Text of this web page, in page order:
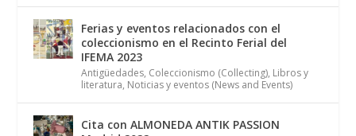
Ferias y eventos relacionados con el
coleccionismo en el Recinto Ferial del
IFEMA 2023
Antigüedades, Coleccionismo (Collecting), Libros y
literatura, Noticias y eventos (News and Events)
Cita con ALMONEDA ANTIK PASSION